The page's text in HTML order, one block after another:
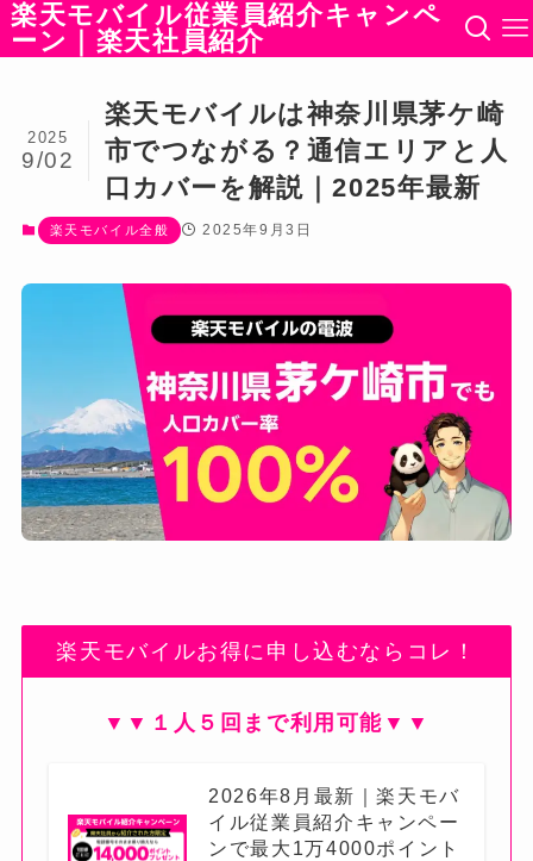
楽天モバイル従業員紹介キャンペ
ーン｜楽天社員紹介
楽天モバイルは神奈川県茅ケ崎
市でつながる？通信エリアと人
口カバーを解説｜2025年最新
2025
9/02
楽天モバイル全般 2025年9月3日
楽天モバイルお得に申し込むならコレ！
▼▼１人５回まで利用可能▼▼
2026年8月最新｜楽天モバ
イル従業員紹介キャンペー
ンで最大1万4000ポイント